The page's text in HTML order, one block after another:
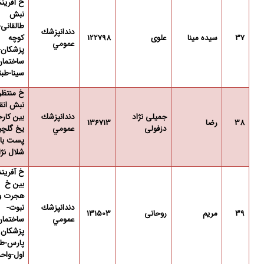
37 سیده مینا علوی 122798
دندانپزشك
عمومي
خ
نبش
کوچه
سینا-
38 رضا
جمیلی نژاد
دزفولی
136713
دندانپزشك
عمومي
خ
نبش
بین
یخ
پست
شلال
39 مریم روحانی 131503
دندانپزشك
عمومي
خ
بین خ
هجرت
نبوت-
پزشکان
پارس-
اول-